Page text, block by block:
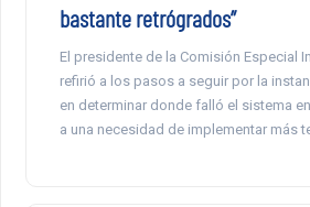
bastante retrógrados”
El presidente de la Comisión Especial
refirió a los pasos a seguir por la
en determinar donde falló el sistema
a una necesidad de implementar más